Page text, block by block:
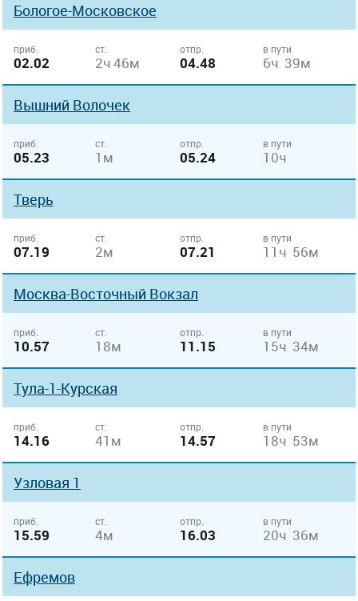
Бологое-Московское
приб.
02.02
ст.
2ч 46м
отпр.
04.48
в пути
6ч 39м
Вышний Волочек
приб.
05.23
ст.
1м
отпр.
05.24
в пути
10ч
Тверь
приб.
07.19
ст.
2м
отпр.
07.21
в пути
11ч 56м
Москва-Восточный Вокзал
приб.
10.57
ст.
18м
отпр.
11.15
в пути
15ч 34м
Тула-1-Курская
приб.
14.16
ст.
41м
отпр.
14.57
в пути
18ч 53м
Узловая 1
приб.
15.59
ст.
4м
отпр.
16.03
в пути
20ч 36м
Ефремов